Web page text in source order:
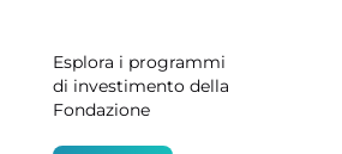
Esplora i programmi
di investimento della
Fondazione